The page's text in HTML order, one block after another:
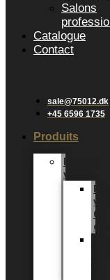
Salons
Catalogue
Contact
sale@75012.dk
+45 6596 1735
Produits
Plantes
vertes
6
cm